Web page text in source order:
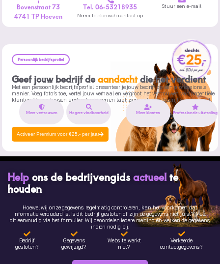
Bovenstraat 73
4741 TP Hoeven
Tel. 06-53218935
Neem telefonisch contact op
Stuur een e-mail
Persoonlijk bedrijfsprofiel
Geef jouw bedrijf deaandachtdie het verdient
Met een persoonlijk bedrijfsprofiel presenteer je jouw bedrijf op een professionele
manier. Voeg foto’s toe, vertel jouw verhaal en vergroot het vertrouwen van potentiële
klanten. Val op tussen andere bedrijven en laat zien wat jouw bedrijf uniek maakt.
Meer vertrouwen Hogere vindbaarheid Meer klanten Professionele uitstraling
Activeer Premium voor €25,- per jaar
Help ons de bedrijvengidsactueelte
houden
Hoewel wij onze gegevens regelmatig controleren, kan het voorkomen dat
informatie verouderd is. Is dit bedrijf gesloten of zijn de gegevens niet juist? Meld
dit eenvoudig via het formulier. Wij beoordelen iedere melding en werken de gegevens
indien nodig bij.
Bedrijf
gesloten?
Gegevens
gewijzigd?
Website werkt
niet?
Verkeerde
contactgegevens?